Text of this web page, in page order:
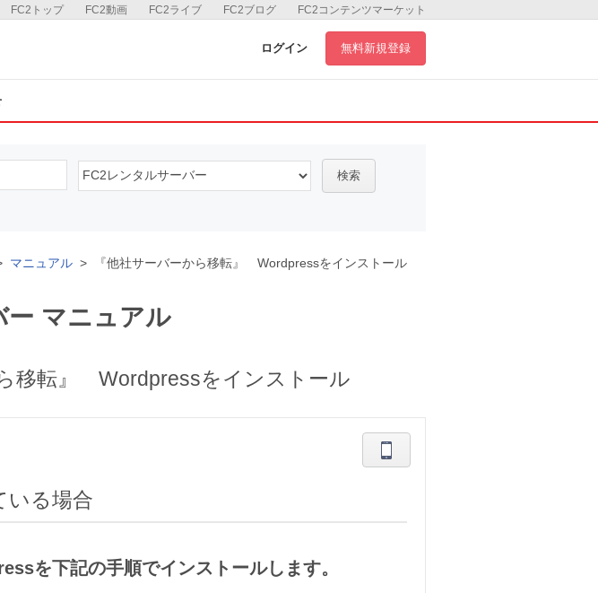
FC2コンテンツマーケット
FC2ブログ
FC2ライブ
FC2動画
FC2トップ
ログイン 無料新規登録
検索
マニュアル 『他社サーバーから移転』 Wordpressをインストール
ー マニュアル
ら移転』 Wordpressをインストール
いる場合
を下記の手順でインストールします。